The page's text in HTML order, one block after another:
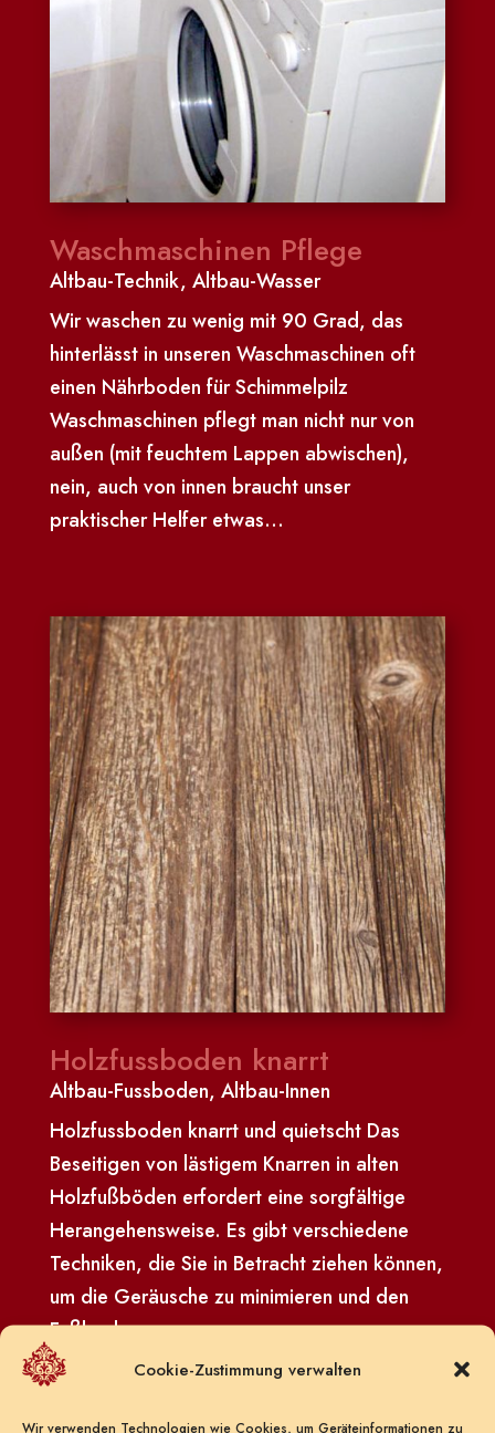
Cookie-Zustimmung verwalten
Wir verwenden Technologien wie Cookies, um Geräteinformationen zu
Waschmaschinen Pflege
Altbau-Technik, Altbau-Wasser
Wir waschen zu wenig mit 90 Grad, das
hinterlässt in unseren Waschmaschinen oft
einen Nährboden für Schimmelpilz
Waschmaschinen pflegt man nicht nur von
außen (mit feuchtem Lappen abwischen),
nein, auch von innen braucht unser
praktischer Helfer etwas...
Holzfussboden knarrt
Altbau-Fussboden, Altbau-Innen
Holzfussboden knarrt und quietscht Das
Beseitigen von lästigem Knarren in alten
Holzfußböden erfordert eine sorgfältige
Herangehensweise. Es gibt verschiedene
Techniken, die Sie in Betracht ziehen können,
um die Geräusche zu minimieren und den
Fußboden zu...